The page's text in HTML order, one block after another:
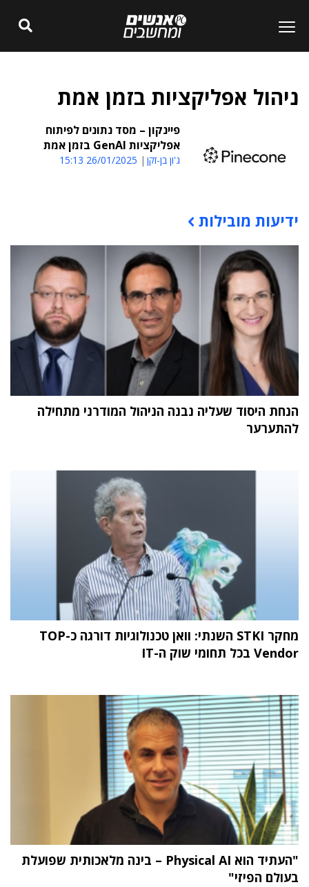
ניהול אפליקציות בזמן אמת
פיינקון – מסד נתונים לפיתוח
אפליקציות GenAI בזמן אמת
ג'ון בן-זקן 26/01/2025 15:13
תוכן פרסומי
ידיעות מובילות
הנחת היסוד שעליה נבנה הניהול המודרני מתחילה
להתערער
מחקר STKI השנתי: וואן טכנולוגיות דורגה כ-TOP
Vendor בכל תחומי שוק ה-IT
"העתיד הוא Physical AI – בינה מלאכותית שפועלת
בעולם הפיזי"